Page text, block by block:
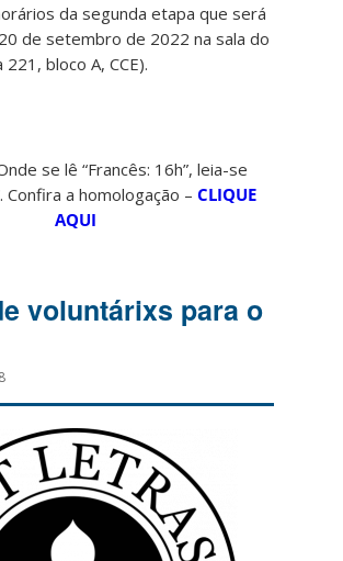
da segunda etapa que será
de setembro de 2022 na sala do
bloco A, CCE).
se lê “Francês: 16h”, leia-se
Confira a homologação –CLIQUE
AQUI
voluntárixs para o